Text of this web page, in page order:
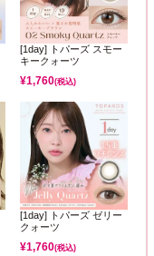
[1day] トパーズ スモー
キークォーツ
¥1,760(税込)
[1day] トパーズ ゼリー
クォーツ
¥1,760(税込)